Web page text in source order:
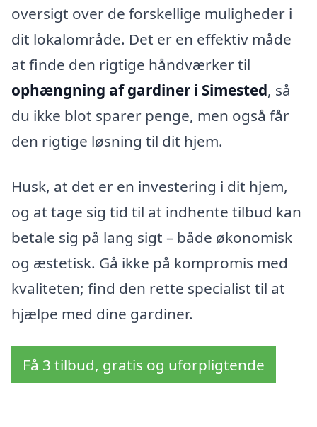
oversigt over de forskellige muligheder i
dit lokalområde. Det er en effektiv måde
at finde den rigtige håndværker til
ophængning af gardiner i Simested, så
du ikke blot sparer penge, men også får
den rigtige løsning til dit hjem.
Husk, at det er en investering i dit hjem,
og at tage sig tid til at indhente tilbud kan
betale sig på lang sigt – både økonomisk
og æstetisk. Gå ikke på kompromis med
kvaliteten; find den rette specialist til at
hjælpe med dine gardiner.
Få 3 tilbud, gratis og uforpligtende